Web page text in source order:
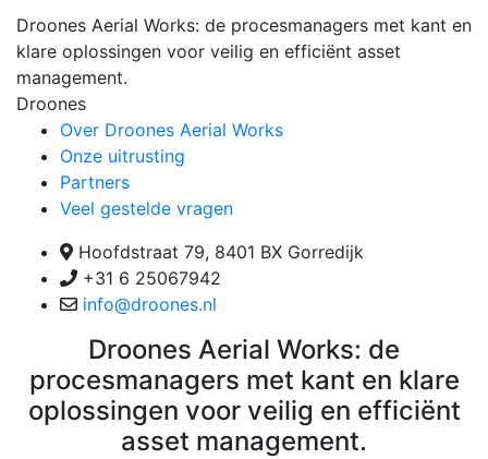
Droones Aerial Works: de procesmanagers met kant en
klare oplossingen voor veilig en efficiënt asset
management.
Droones
Over Droones Aerial Works
Onze uitrusting
Partners
Veel gestelde vragen
Hoofdstraat 79, 8401 BX Gorredijk
+31 6 25067942
info@droones.nl
Droones Aerial Works: de
procesmanagers met kant en klare
oplossingen voor veilig en efficiënt
asset management.